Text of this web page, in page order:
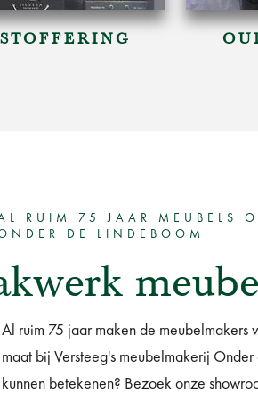
RUIM 75 JAAR MEUBELS
DE LINDEBOOM
Al ruim 75 jaar maken de meubelmakers
maat bij Versteeg's meubelmakerij
kunnen betekenen? Bezoek onze